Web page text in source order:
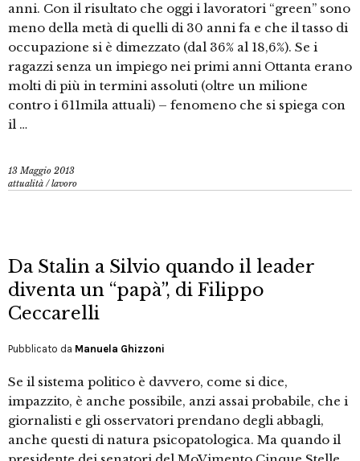
anni. Con il risultato che oggi i lavoratori “green” sono
meno della metà di quelli di 30 anni fa e che il tasso di
occupazione si è dimezzato (dal 36% al 18,6%). Se i
ragazzi senza un impiego nei primi anni Ottanta erano
molti di più in termini assoluti (oltre un milione
contro i 611mila attuali) – fenomeno che si spiega con
il …
13 Maggio 2013
attualità /lavoro
Da Stalin a Silvio quando il leader
diventa un “papà”, di Filippo
Ceccarelli
Pubblicato da Manuela Ghizzoni
Se il sistema politico è davvero, come si dice,
impazzito, è anche possibile, anzi assai probabile, che i
giornalisti e gli osservatori prendano degli abbagli,
anche questi di natura psicopatologica. Ma quando il